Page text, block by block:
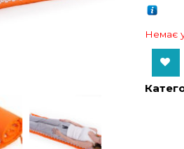
Немає